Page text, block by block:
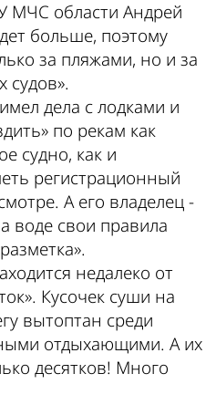
МЧС области Андрей
больше, поэтому
за пляжами, но и за
дела с лодками и
по рекам как
судно, как и
регистрационный
А его владелец -
воде свои правила
недалеко от
Кусочек суши на
вытоптан среди
отдыхающими. А их
десятков! Много